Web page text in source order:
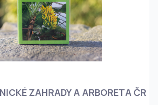
ZAHRADY A ARBORETA ČR